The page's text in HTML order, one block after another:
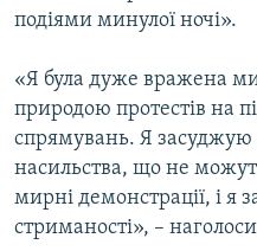
подіями минулої ночі».
«Я була дуже вражена
природою протестів на
спрямувань. Я засуджую
насильства, що не
мирні демонстрації, і я
стриманості», –